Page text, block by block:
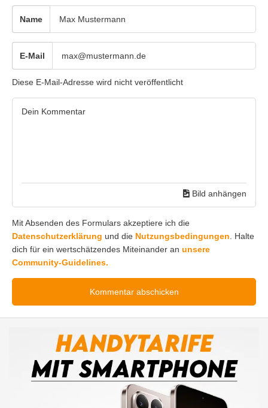
Name
E-Mail
Diese E-Mail-Adresse wird nicht veröffentlicht
Bild anhängen
Mit Absenden des Formulars akzeptiere ich die
Datenschutzerklärung und die Nutzungsbedingungen . Halte
dich für ein wertschätzendes Miteinander an unsere
Community-Guidelines.